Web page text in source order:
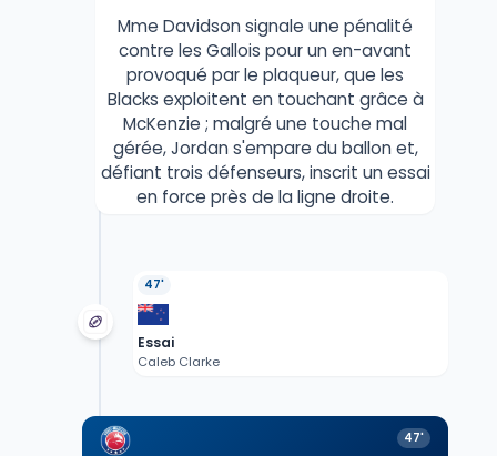
Mme Davidson signale une pénalité
contre les Gallois pour un en-avant
provoqué par le plaqueur, que les
Blacks exploitent en touchant grâce à
McKenzie ; malgré une touche mal
gérée, Jordan s'empare du ballon et,
défiant trois défenseurs, inscrit un essai
en force près de la ligne droite.
47'
Essai
Caleb Clarke
47'